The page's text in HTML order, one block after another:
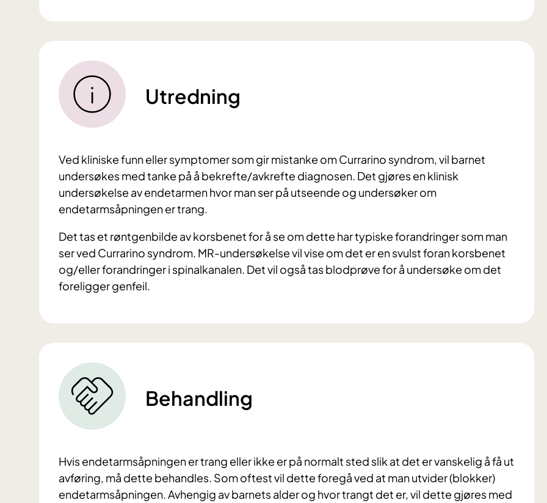
Utredning
Ved kliniske funn eller symptomer som gir mistanke om Currarino syndrom, vil barnet
undersøkes med tanke på å bekrefte/avkrefte diagnosen. Det gjøres en klinisk
undersøkelse av endetarmen hvor man ser på utseende og undersøker om
endetarmsåpningen er trang.
Det tas et røntgenbilde av korsbenet for å se om dette har typiske forandringer som man
ser ved Currarino syndrom. MR-undersøkelse vil vise om det er en svulst foran korsbenet
og/eller forandringer i spinalkanalen. Det vil også tas blodprøve for å undersøke om det
foreligger genfeil.
Behandling
Hvis endetarmsåpningen er trang eller ikke er på normalt sted slik at det er vanskelig å få ut
avføring, må dette behandles. Som oftest vil dette foregå ved at man utvider (blokker)
endetarmsåpningen. Avhengig av barnets alder og hvor trangt det er, vil dette gjøres med